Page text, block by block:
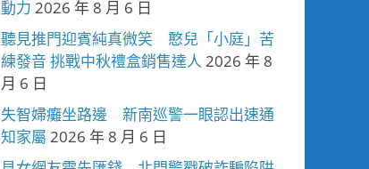
動力 2026 年 8 月 6 日
聽見推門迎賓純真微笑 憨兒「小庭」苦
練發音 挑戰中秋禮盒銷售達人 2026 年 8
月 6 日
失智婦癱坐路邊 新南巡警一眼認出速通
知家屬 2026 年 8 月 6 日